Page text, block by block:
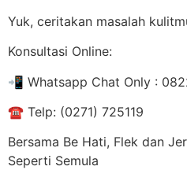
Yuk, ceritakan masalah
Konsultasi Online:
📲 Whatsapp Chat Only :
☎ ️ Telp: (0271) 725119
Bersama Be Hati, Flek dan
Seperti Semula